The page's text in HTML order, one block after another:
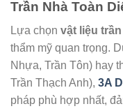
Trần Nhà Toàn
Lựa chọn vật liệu
thẩm mỹ quan trọng.
Nhựa, Trần Tôn) hay
Trần Thạch Anh), 3A
pháp phù hợp nhất,